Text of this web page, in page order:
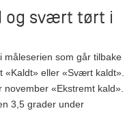
og svært tørt i
måleserien som går tilbake
«Kaldt» eller «Svært kaldt».
«Ekstremt kald».
3,5 grader under